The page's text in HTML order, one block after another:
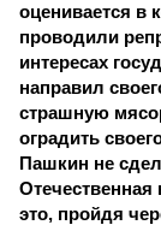
оценивается в
проводили
интересах
направил
страшную
оградить
Пашкин не
это, пройдя